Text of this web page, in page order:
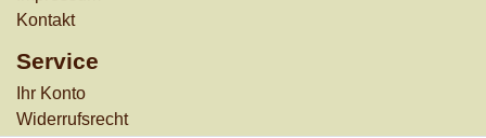
Kontakt
Service
Ihr Konto
Widerrufs­recht